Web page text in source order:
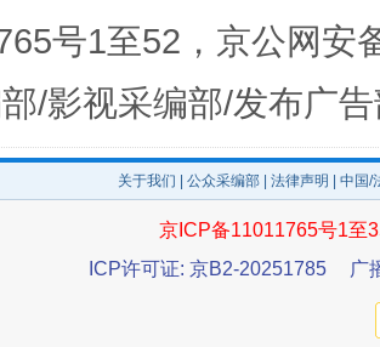
亿！段成刚被判无期 从幼
号1至52，京公网安
/影视采编部/发布广
关于我们 公众采编部 法律声明 | 中国
京ICP备11011765号1至
ICP许可证: 京B2-20251785
广